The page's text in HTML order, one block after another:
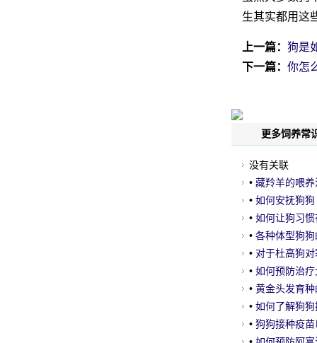
生其实都用这
上一篇： 狗是
下一篇： 你怎
更多饲养常
没有关联
• 藏羚羊的喂
• 如何安抚狗狗
• 如何让狗习
• 各种体型狗
• 对于杜高狗
• 如何预防治
• 黄金头发育
• 如何了解狗
• 狗狗接种疫